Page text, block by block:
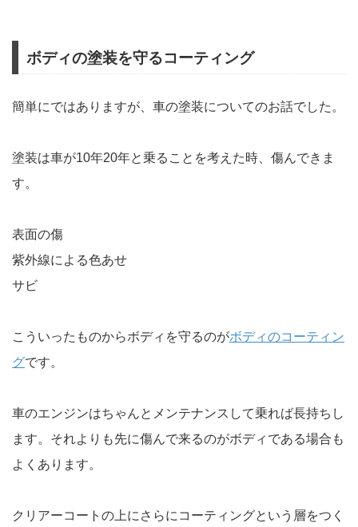
ボディの塗装を守るコーティング
簡単にではありますが、車の塗装についてのお話でした。
塗装は車が10年20年と乗ることを考えた時、傷んできま
す。
表面の傷
紫外線による色あせ
サビ
こういったものからボディを守るのがボディのコーティン
グです。
車のエンジンはちゃんとメンテナンスして乗れば長持ちし
ます。それよりも先に傷んで来るのがボディである場合も
よくあります。
クリアーコートの上にさらにコーティングという層をつく